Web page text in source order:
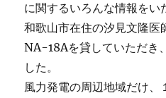
に関するいろんな情報をい
和歌山市在住の汐見文隆医
NA-18Aを貸していただき
した。
風力発電の周辺地域だけ